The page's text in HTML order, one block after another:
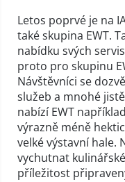
Letos poprvé je na
také skupina EWT.
nabídku svých
proto pro skupinu
Návštěvníci se
služeb a mnohé
nabízí EWT
výrazně méně
velké výstavní hale.
vychutnat
příležitost